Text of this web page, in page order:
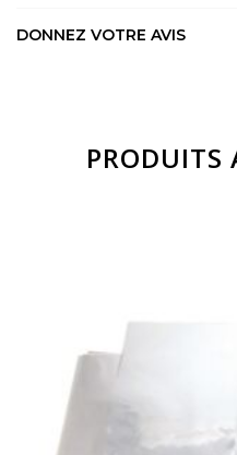
DONNEZ VOTRE AVIS
PRODUITS